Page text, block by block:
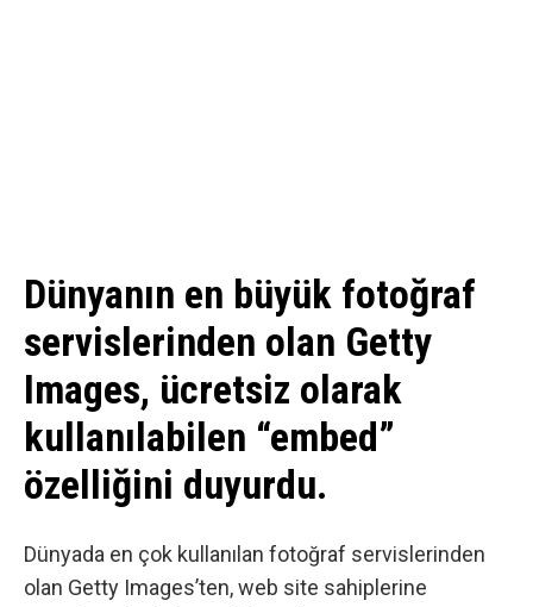
Dünyanın en büyük fotoğraf
servislerinden olan Getty
Images, ücretsiz olarak
kullanılabilen “embed”
özelliğini duyurdu.
Dünyada en çok kullanılan fotoğraf servislerinden
olan Getty Images’ten, web site sahiplerine